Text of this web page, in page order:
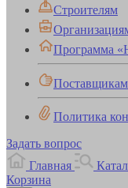
Строителям
Программа
Поставщикам
Политика
Задать вопрос
Главная
Корзина